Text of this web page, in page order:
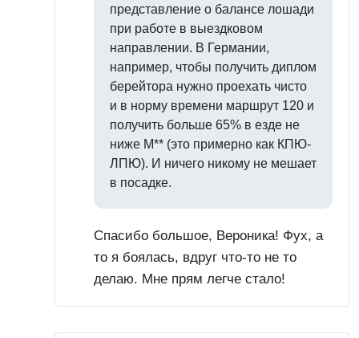
представление о балансе лошади
при работе в выездковом
направлении. В Германии,
например, чтобы получить диплом
берейтора нужно проехать чисто
и в норму времени маршрут 120 и
получить больше 65% в езде не
ниже М** (это примерно как КПЮ-
ЛПЮ). И ничего никому не мешает
в посадке.
Спасибо большое, Вероника! Фух, а
то я боялась, вдруг что-то не то
делаю. Мне прям легче стало!